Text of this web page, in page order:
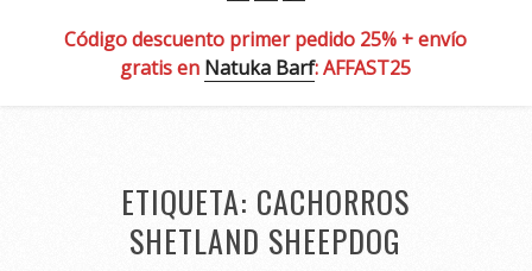
Código descuento primer pedido 25% + envío
gratis en Natuka Barf: AFFAST25
ETIQUETA: CACHORROS
SHETLAND SHEEPDOG